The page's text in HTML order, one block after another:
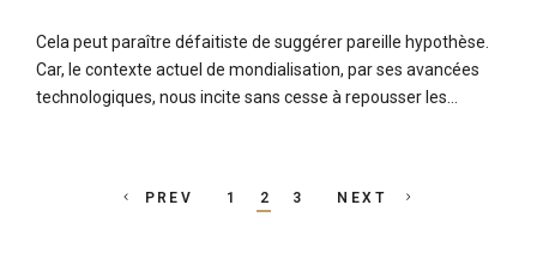
Cela peut paraître défaitiste de suggérer pareille hypothèse.
Car, le contexte actuel de mondialisation, par ses avancées
technologiques, nous incite sans cesse à repousser les…
Posts
PREV 1 2 3 NEXT